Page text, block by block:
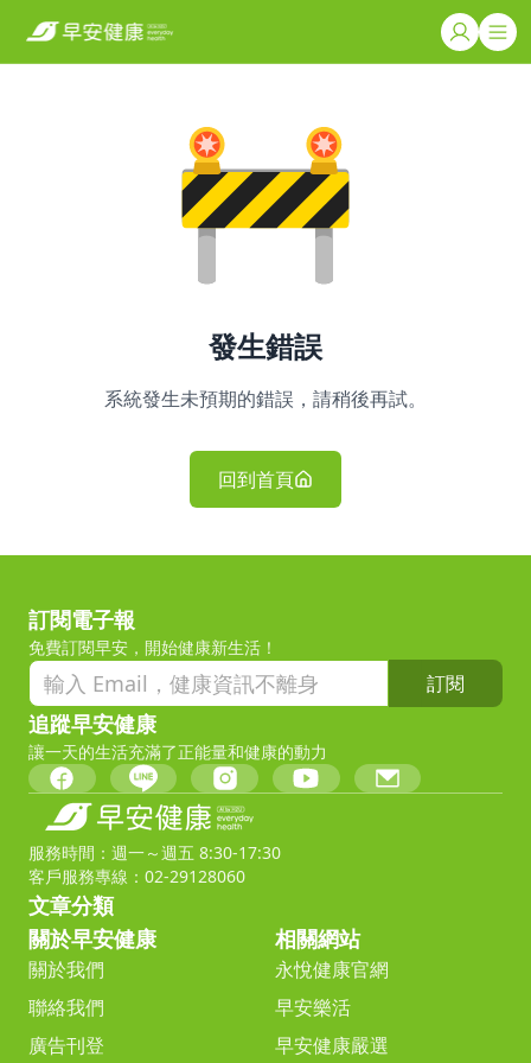
發生錯誤
系統發生未預期的錯誤，請稍後再試。
回到首頁
訂閱電子報
免費訂閱早安，開始健康新生活！
訂閱
追蹤早安健康
讓一天的生活充滿了正能量和健康的動力
服務時間：週一～週五 8:30-17:30
客戶服務專線：02-29128060
文章分類
關於早安健康
關於我們
聯絡我們
廣告刊登
相關網站
永悅健康官網
早安樂活
早安健康嚴選